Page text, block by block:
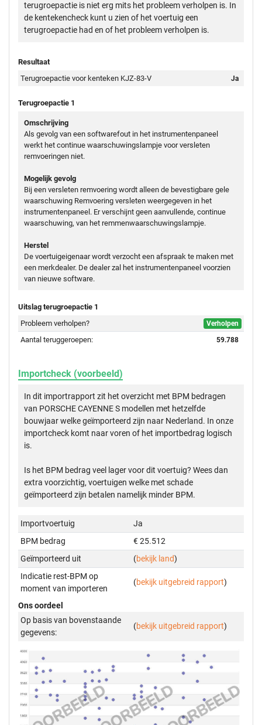
terugroepactie is niet erg mits het probleem verholpen is. In
de kentekencheck kunt u zien of het voertuig een
terugroepactie had en of het probleem verholpen is.
Resultaat
Terugroepactie voor kenteken KJZ-83-V
Ja
Terugroepactie 1
Omschrijving
Als gevolg van een softwarefout in het instrumentenpaneel
werkt het continue waarschuwingslampje voor versleten
remvoeringen niet.
Mogelijk gevolg
Bij een versleten remvoering wordt alleen de bevestigbare gele
waarschuwing Remvoering versleten weergegeven in het
instrumentenpaneel. Er verschijnt geen aanvullende, continue
waarschuwing, van het remmenwaarschuwingslampje.
Herstel
De voertuigeigenaar wordt verzocht een afspraak te maken met
een merkdealer. De dealer zal het instrumentenpaneel voorzien
van nieuwe software.
Uitslag terugroepactie 1
Probleem verholpen?
Verholpen
Aantal teruggeroepen: 59.788
Importcheck (voorbeeld)
In dit importrapport zit het overzicht met BPM bedragen
van PORSCHE CAYENNE S modellen met hetzelfde
bouwjaar welke geïmporteerd zijn naar Nederland. In onze
importcheck komt naar voren of het importbedrag logisch
is.
Is het BPM bedrag veel lager voor dit voertuig? Wees dan
extra voorzichtig, voertuigen welke met schade
geïmporteerd zijn betalen namelijk minder BPM.
Importvoertuig
Ja
BPM bedrag
€ 25.512
Geïmporteerd uit
(bekijk land)
Indicatie rest-BPM op
moment van importeren
(bekijk uitgebreid rapport)
Ons oordeel
Op basis van bovenstaande
gegevens:
(bekijk uitgebreid rapport)